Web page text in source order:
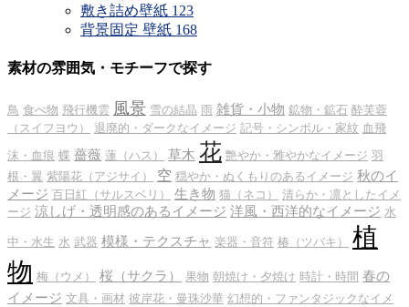
敷き詰め壁紙 123
背景固定 壁紙 168
素材の雰囲気・モチーフで探す
鳥 食べ物 飛行機雲 風景 雪の結晶 雨 雑貨・小物 鉱物・鉱石 酔芙蓉
（スイフヨウ）
退廃的・ダークなイメージ 記号・シンボル・家紋 血飛
沫・血痕 蝶 薔薇 蓮（ハス） 草木 花 艶やか・雅やかなイメージ 羽
根・翼 紫陽花（アジサイ） 空 穏やか・ぬくもりのあるイメージ 秋のイ
メージ 百日紅（サルスベリ） 生き物 猫（ネコ）
清らか・凛としたイメ
ージ 涼しげ・透明感のあるイメージ 洋風・西洋的なイメージ 水
中・水生 水 武器 模様・テクスチャ 楽器・音符 椿（ツバキ）
植
物 梅（ウメ） 桜（サクラ） 果物 朝焼け・夕焼け 時計・時間 春の
イメージ 文具・画材 彼岸花・曼珠沙華 幻想的・ファンタジックなイメ